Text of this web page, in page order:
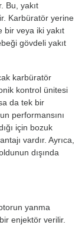
Bu, yakıt
Karbüratör yerine
bir veya iki yakıt
gövdeli yakıt
karbüratör
kontrol ünitesi
da tek bir
performansını
için bozuk
vardır. Ayrıca,
dışında
yanma
enjektör verilir.